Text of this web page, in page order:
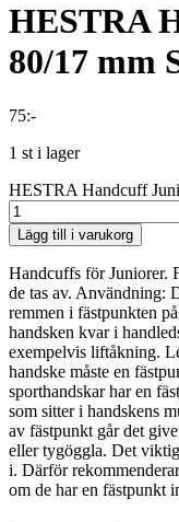
HESTRA
80/17 mm
75:-
1 st i lager
HESTRA Handcuff
Lägg till i varukorg
Handcuffs för Juniorer.
de tas av. Användning:
remmen i fästpunkten
handsken kvar i
exempelvis liftåkning.
handske måste en
sporthandskar har en
som sitter i handskens
av fästpunkt går det
eller tygöggla. Det
i. Därför
om de har en fästpunkt